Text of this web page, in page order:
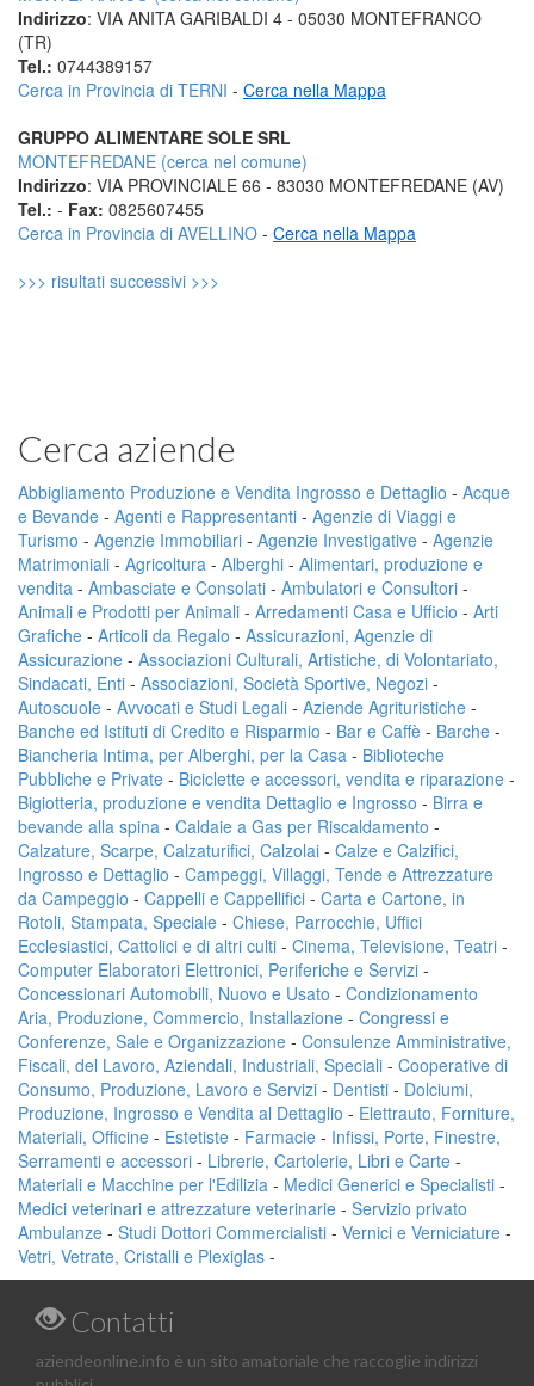
Indirizzo: VIA ANITA GARIBALDI 4 - 05030 MONTEFRANCO
(TR)
Tel.: 0744389157
Cerca in Provincia di TERNI - Cerca nella Mappa
GRUPPO ALIMENTARE SOLE SRL
MONTEFREDANE (cerca nel comune)
Indirizzo: VIA PROVINCIALE 66 - 83030 MONTEFREDANE (AV)
Tel.: - Fax: 0825607455
Cerca in Provincia di AVELLINO - Cerca nella Mappa
>>> risultati successivi >>>
Cerca aziende
Abbigliamento Produzione e Vendita Ingrosso e Dettaglio - Acque
e Bevande - Agenti e Rappresentanti - Agenzie di Viaggi e
Turismo - Agenzie Immobiliari - Agenzie Investigative - Agenzie
Matrimoniali - Agricoltura - Alberghi - Alimentari, produzione e
vendita - Ambasciate e Consolati - Ambulatori e Consultori -
Animali e Prodotti per Animali - Arredamenti Casa e Ufficio - Arti
Grafiche - Articoli da Regalo - Assicurazioni, Agenzie di
Assicurazione - Associazioni Culturali, Artistiche, di Volontariato,
Sindacati, Enti - Associazioni, Società Sportive, Negozi -
Autoscuole - Avvocati e Studi Legali - Aziende Agrituristiche -
Banche ed Istituti di Credito e Risparmio - Bar e Caffè - Barche -
Biancheria Intima, per Alberghi, per la Casa - Biblioteche
Pubbliche e Private - Biciclette e accessori, vendita e riparazione -
Bigiotteria, produzione e vendita Dettaglio e Ingrosso - Birra e
bevande alla spina - Caldaie a Gas per Riscaldamento -
Calzature, Scarpe, Calzaturifici, Calzolai - Calze e Calzifici,
Ingrosso e Dettaglio - Campeggi, Villaggi, Tende e Attrezzature
da Campeggio - Cappelli e Cappellifici - Carta e Cartone, in
Rotoli, Stampata, Speciale - Chiese, Parrocchie, Uffici
Ecclesiastici, Cattolici e di altri culti - Cinema, Televisione, Teatri -
Computer Elaboratori Elettronici, Periferiche e Servizi -
Concessionari Automobili, Nuovo e Usato - Condizionamento
Aria, Produzione, Commercio, Installazione - Congressi e
Conferenze, Sale e Organizzazione - Consulenze Amministrative,
Fiscali, del Lavoro, Aziendali, Industriali, Speciali - Cooperative di
Consumo, Produzione, Lavoro e Servizi - Dentisti - Dolciumi,
Produzione, Ingrosso e Vendita al Dettaglio - Elettrauto, Forniture,
Materiali, Officine - Estetiste - Farmacie - Infissi, Porte, Finestre,
Serramenti e accessori - Librerie, Cartolerie, Libri e Carte -
Materiali e Macchine per l'Edilizia - Medici Generici e Specialisti -
Medici veterinari e attrezzature veterinarie - Servizio privato
Ambulanze - Studi Dottori Commercialisti - Vernici e Verniciature -
Vetri, Vetrate, Cristalli e Plexiglas -
Contatti
aziendeonline.info è un sito amatoriale che raccoglie indirizzi